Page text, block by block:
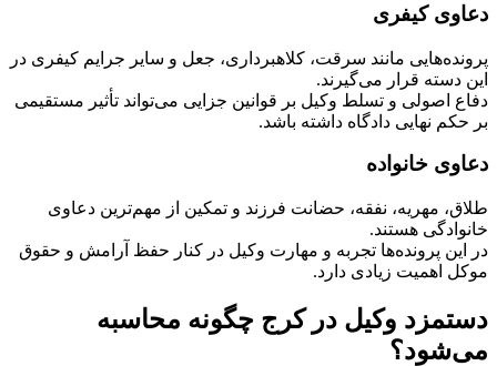
دعاوی کیفری
پرونده‌هایی مانند سرقت، کلاهبرداری، جعل و سایر جرایم کیفری در
این دسته قرار می‌گیرند.
دفاع اصولی و تسلط وکیل بر قوانین جزایی می‌تواند تأثیر مستقیمی
بر حکم نهایی دادگاه داشته باشد.
دعاوی خانواده
طلاق، مهریه، نفقه، حضانت فرزند و تمکین از مهم‌ترین دعاوی
خانوادگی هستند.
در این پرونده‌ها تجربه و مهارت وکیل در کنار حفظ آرامش و حقوق
موکل اهمیت زیادی دارد.
دستمزد وکیل در کرج چگونه محاسبه
می‌شود؟